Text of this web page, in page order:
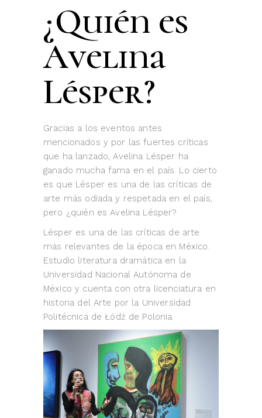
¿Quién es
Avelina
Lésper?
Gracias a los eventos antes
mencionados y por las fuertes críticas
que ha lanzado, Avelina Lésper ha
ganado mucha fama en el país. Lo cierto
es que Lésper es una de las críticas de
arte más odiada y respetada en el país,
pero ¿quién es Avelina Lésper?
Lésper es una de las críticas de arte
más relevantes de la época en México.
Estudio literatura dramática en la
Universidad Nacional Autónoma de
México y cuenta con otra licenciatura en
historia del Arte por la Universidad
Politécnica de Łódź de Polonia.